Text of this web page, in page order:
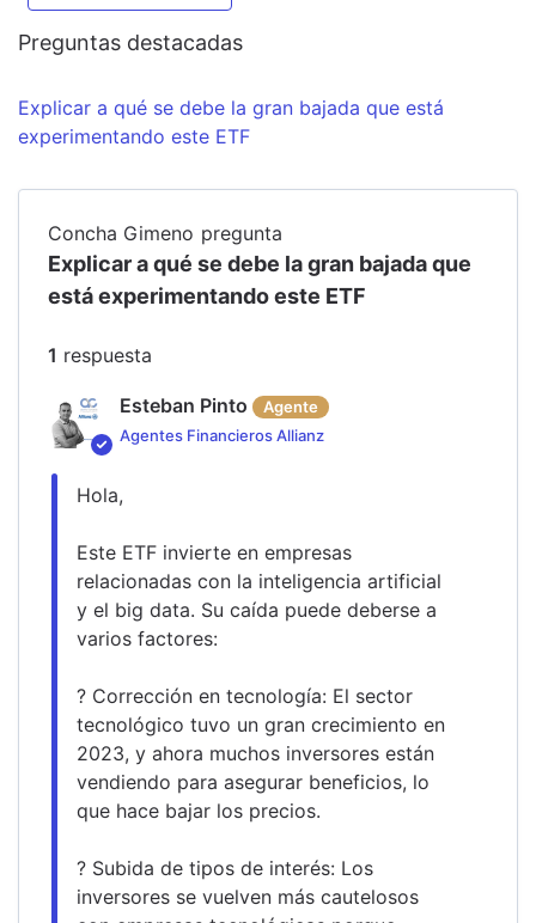
Preguntas destacadas
Explicar a qué se debe la gran bajada que está
experimentando este ETF
Concha Gimeno pregunta
Explicar a qué se debe la gran bajada que
está experimentando este ETF
1 respuesta
Esteban Pinto
Agente
Agentes Financieros Allianz
Hola,
Este ETF invierte en empresas
relacionadas con la inteligencia artificial
y el big data. Su caída puede deberse a
varios factores:
? Corrección en tecnología: El sector
tecnológico tuvo un gran crecimiento en
2023, y ahora muchos inversores están
vendiendo para asegurar beneficios, lo
que hace bajar los precios.
? Subida de tipos de interés: Los
inversores se vuelven más cautelosos